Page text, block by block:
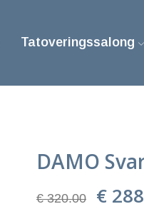
Tatoveringssalong
DAMO
€ 320.00 €